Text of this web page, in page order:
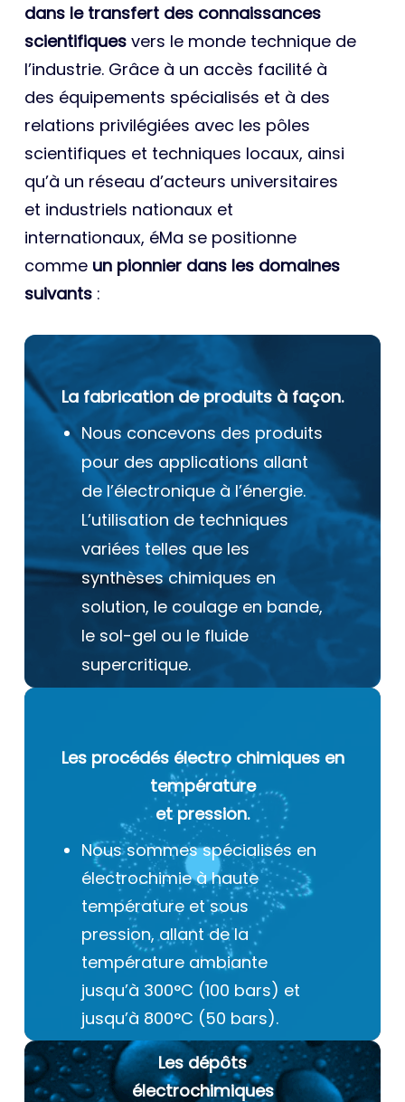
dans le transfert des connaissances
scientifiques vers le monde technique de
l’industrie. Grâce à un accès facilité à
des équipements spécialisés et à des
relations privilégiées avec les pôles
scientifiques et techniques locaux, ainsi
qu’à un réseau d’acteurs universitaires
et industriels nationaux et
internationaux, éMa se positionne
comme un pionnier dans les domaines
suivants :
La fabrication de produits à façon.
Nous concevons des produits
pour des applications allant
de l’électronique à l’énergie.
L’utilisation de techniques
variées telles que les
synthèses chimiques en
solution, le coulage en bande,
le sol-gel ou le fluide
supercritique.
Les procédés électro chimiques en
température
et pression.
Nous sommes spécialisés en
électrochimie à haute
température et sous
pression, allant de la
température ambiante
jusqu’à 300°C (100 bars) et
jusqu’à 800°C (50 bars).
Les dépôts
électrochimiques